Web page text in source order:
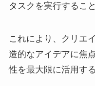
タスクを実行するこ
これにより、クリエ
造的なアイデアに焦
性を最大限に活用す